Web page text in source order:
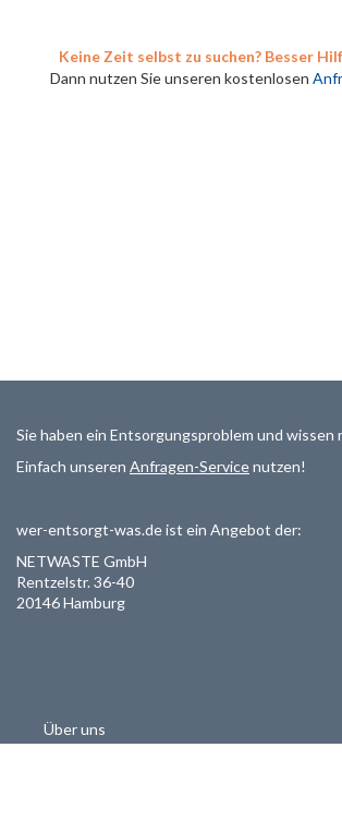
Keine Zeit selbst zu suchen? Besser
Dann nutzen Sie unseren kostenlosen
Sie haben ein Entsorgungsproblem und wissen
Einfach unseren Anfragen-Servicenutzen!
wer-entsorgt-was.de ist ein Angebot der:
NETWASTE GmbH
Rentzelstr. 36-40
20146 Hamburg
Über uns